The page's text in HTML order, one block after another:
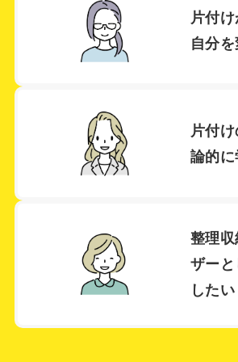
整理収納アドバイザー2級認
て頂き、とても理解しやすか
だ片付ける、一時的にきれい
なく、“どういう状態にしたい
られているところが、大変勉
片付
自分
片付
論的
整理収
ザー
したい